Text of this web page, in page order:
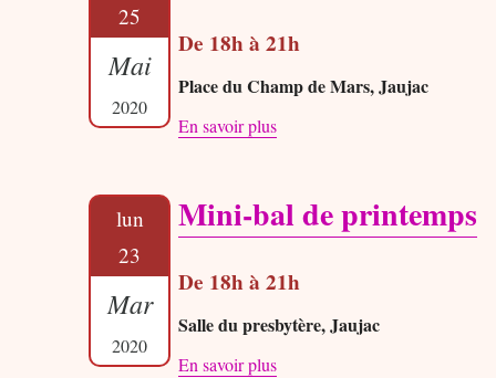
25
Mai
2020
De 18h à 21h
Place du Champ de Mars, Jaujac
En savoir plus
lun
23
Mar
2020
Mini-bal de printemps
De 18h à 21h
Salle du presbytère, Jaujac
En savoir plus